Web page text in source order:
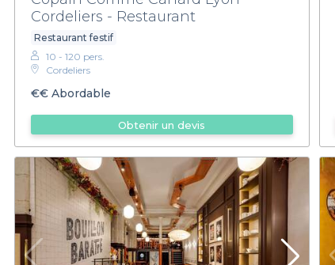
Cordeliers - Restaurant
Restaurant festif
10 - 120 pers.
Cordeliers
€€ Abordable
Obtenir un devis